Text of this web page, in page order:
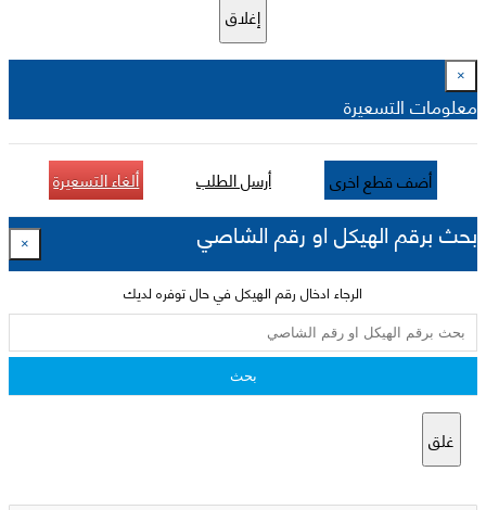
إغلاق
×
معلومات التسعيرة
أضف قطع اخرى أرسل الطلب ألغاء التسعيرة
بحث برقم الهيكل او رقم الشاصي ×
الرجاء ادخال رقم الهيكل في حال توفره لديك
بحث
غلق